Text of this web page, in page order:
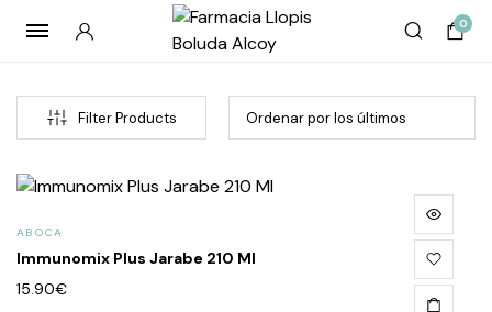
0
Filter Products
ABOCA
Immunomix Plus Jarabe 210 Ml
15.90€